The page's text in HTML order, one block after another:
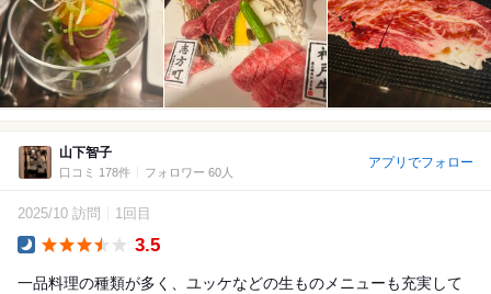
山下智子
口コミ 178件 フォロワー 60人
アプリでフォロー
2025/10 訪問 1回目
3.5
一品料理の種類が多く、ユッケなどの生ものメニューも充実して